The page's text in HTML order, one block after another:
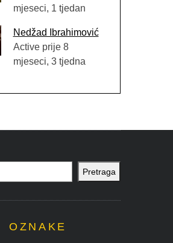
mjeseci, 1 tjedan
Nedžad Ibrahimović
Active prije 8
mjeseci, 3 tjedna
Pretraga
OZNAKE